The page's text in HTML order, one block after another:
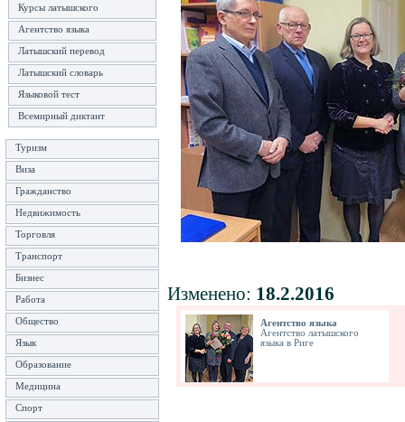
Курсы латышского
Агентство языка
Латышский перевод
Латышский словарь
Языковой тест
Всемирный диктант
Туризм
Виза
Гражданство
Недвижимость
Торговля
Транспорт
Бизнес
Работа
Общество
Язык
Образование
Медицина
Спорт
Изменено: 18.2.2016
Агентство языка
Агентство латышского
языка в Риге